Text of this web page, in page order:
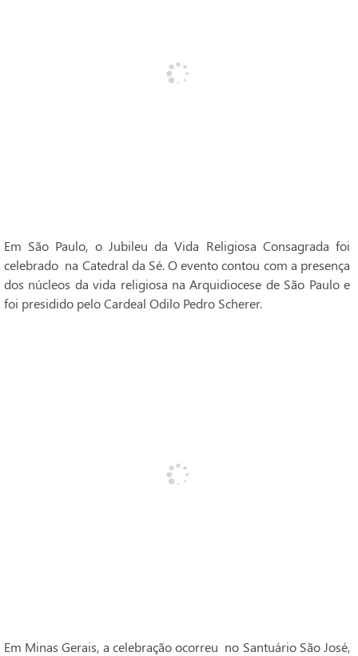
Em São Paulo, o Jubileu da Vida Religiosa Consagrada foi
celebrado na Catedral da Sé. O evento contou com a presença
dos núcleos da vida religiosa na Arquidiocese de São Paulo e
foi presidido pelo Cardeal Odilo Pedro Scherer.
Em Minas Gerais, a celebração ocorreu no Santuário São José,